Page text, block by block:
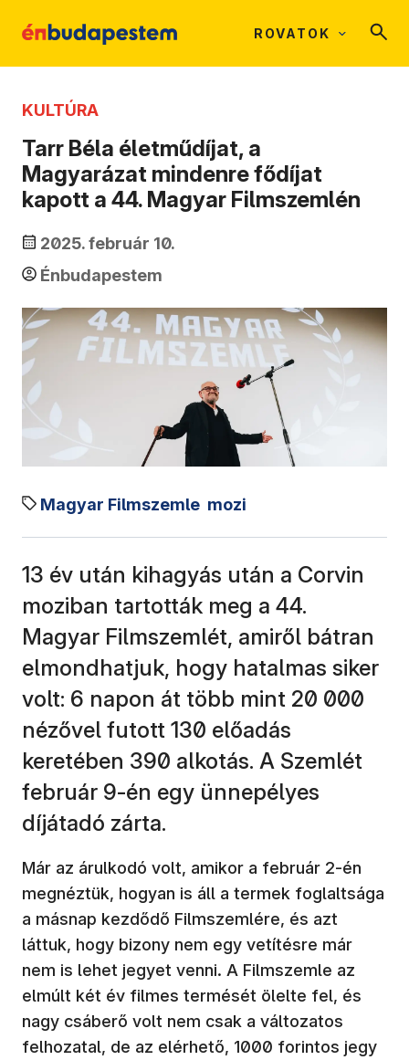
ROVATOK
KULTÚRA
Tarr Béla életműdíjat, a
Magyarázat mindenre fődíjat
kapott a 44. Magyar Filmszemlén
2025. február 10.
Énbudapestem
Magyar Filmszemle mozi
13 év után kihagyás után a Corvin
moziban tartották meg a 44.
Magyar Filmszemlét, amiről bátran
elmondhatjuk, hogy hatalmas siker
volt: 6 napon át több mint 20 000
nézővel futott 130 előadás
keretében 390 alkotás. A Szemlét
február 9-én egy ünnepélyes
díjátadó zárta.
Már az árulkodó volt, amikor a február 2-én
megnéztük, hogyan is áll a termek foglaltsága
a másnap kezdődő Filmszemlére, és azt
láttuk, hogy bizony nem egy vetítésre már
nem is lehet jegyet venni. A Filmszemle az
elmúlt két év filmes termését ölelte fel, és
nagy csáberő volt nem csak a változatos
felhozatal, de az elérhető, 1000 forintos jegy